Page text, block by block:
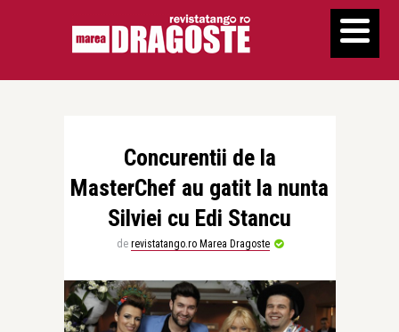
Concurentii de la
MasterChef au gatit la nunta
Silviei cu Edi Stancu
de revistatango.ro Marea Dragoste